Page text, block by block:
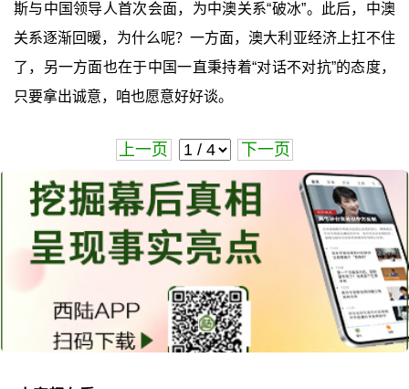
斯与中国领导人首次会面，为中澳关系“破冰”。此后，中澳
关系逐渐回暖，为什么呢？一方面，澳大利亚经济上扛不住
了，另一方面也在于中国一直秉持着“对话不对抗”的态度，
只要拿出诚意，咱也愿意好好谈。
上一页 下一页